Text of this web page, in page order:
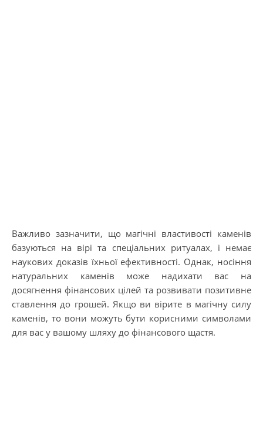
Важливо зазначити, що магічні властивості каменів
базуються на вірі та спеціальних ритуалах, і немає
наукових доказів їхньої ефективності. Однак, носіння
натуральних каменів може надихати вас на
досягнення фінансових цілей та розвивати позитивне
ставлення до грошей. Якщо ви вірите в магічну силу
каменів, то вони можуть бути корисними символами
для вас у вашому шляху до фінансового щастя.